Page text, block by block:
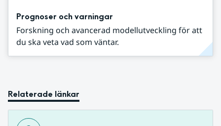
Prognoser och varningar
Forskning och avancerad modellutveckling för att
du ska veta vad som väntar.
Relaterade länkar